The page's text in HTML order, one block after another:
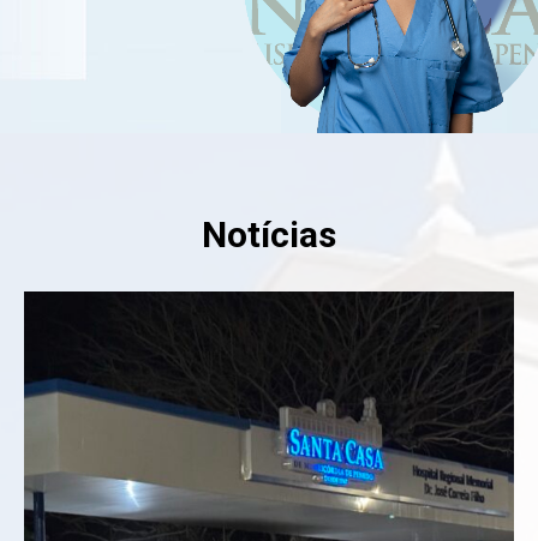
Notícias